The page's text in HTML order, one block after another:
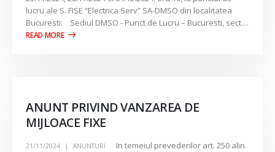
lucru ale S. FISE “Electrica Serv” SA-DMSO din localitatea
Bucuresti: Sediul DMSO - Punct de Lucru – Bucuresti, sect....
ANUNT PRIVIND VANZAREA DE
MIJLOACE FIXE
21/11/2024 ANUNTURI
In temeiul prevederilor art. 250 alin.